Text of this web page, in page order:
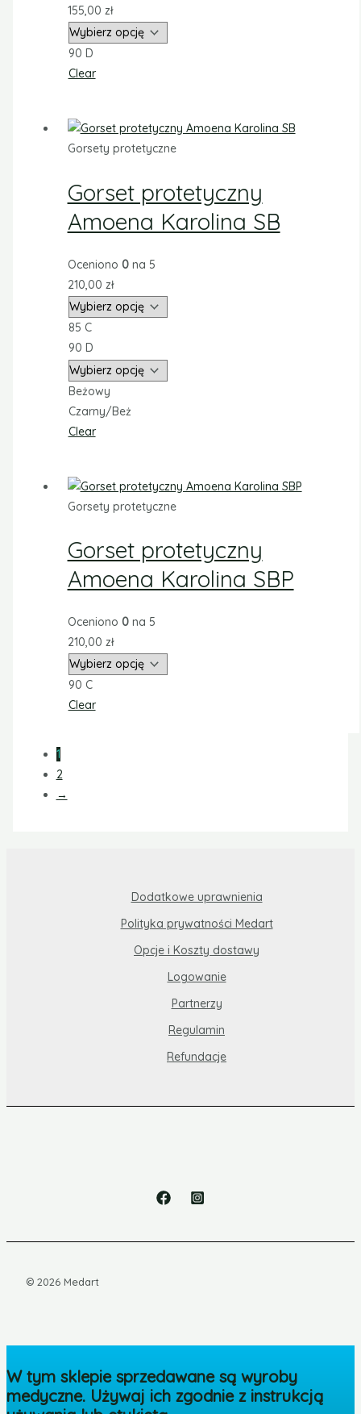
155,00 zł
90 D
Clear
Gorsety protetyczne
Gorset protetyczny
Amoena Karolina SB
Oceniono 0na 5
210,00 zł
85 C
90 D
Beżowy
Czarny/Beż
Clear
Gorsety protetyczne
Gorset protetyczny
Amoena Karolina SBP
Oceniono 0na 5
210,00 zł
90 C
Clear
1
2
→
Dodatkowe uprawnienia
Polityka prywatności Medart
Opcje i Koszty dostawy
Logowanie
Partnerzy
Regulamin
Refundacje
© 2026 Medart
W tym sklepie sprzedawane są wyroby
medyczne. Używaj ich zgodnie z instrukcją